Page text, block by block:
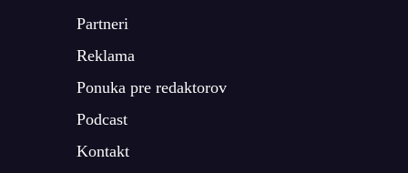
Partneri
Reklama
Ponuka pre redaktorov
Podcast
Kontakt